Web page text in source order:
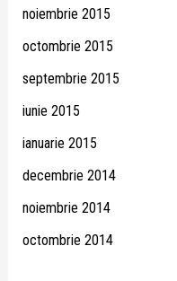
noiembrie 2015
octombrie 2015
septembrie 2015
iunie 2015
ianuarie 2015
decembrie 2014
noiembrie 2014
octombrie 2014